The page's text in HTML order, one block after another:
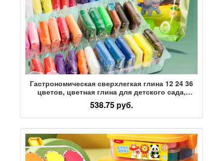
Гастрономическая сверхлегкая глина 12 24 36
цветов, цветная глина для детского сада,
детский пластилин ручной работы,
инструменты для изготовления материалов для
поделок, для учащихся начальной школы,
упакованные в пакеты из космической глины
538.75 руб.